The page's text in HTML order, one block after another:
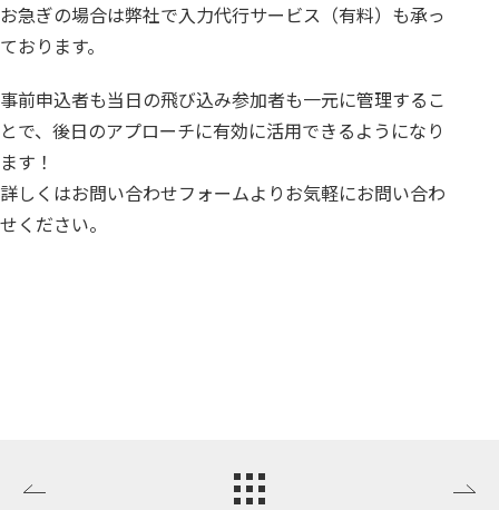
お急ぎの場合は弊社で入力代行サービス（有料）も承っ
ております。
事前申込者も当日の飛び込み参加者も一元に管理するこ
とで、後日のアプローチに有効に活用できるようになり
ます！
詳しくはお問い合わせフォームよりお気軽にお問い合わ
せください。